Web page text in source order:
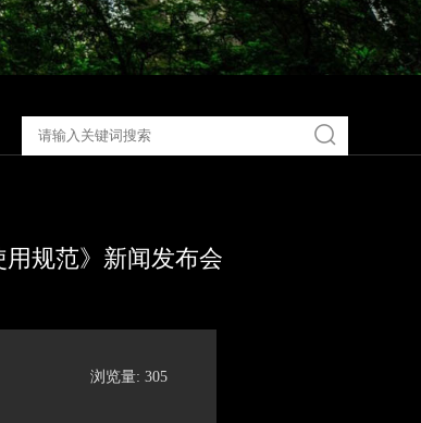
规范》新闻发布会
浏览量: 305